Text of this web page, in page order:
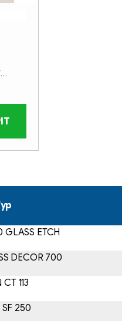
GLASS ETCH
DECOR 700
113
250